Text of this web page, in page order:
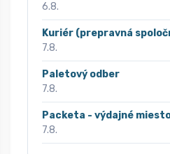
6.8.
Kuriér (prepravná
7.8.
Paletový odber
7.8.
Packeta - výdajné
7.8.